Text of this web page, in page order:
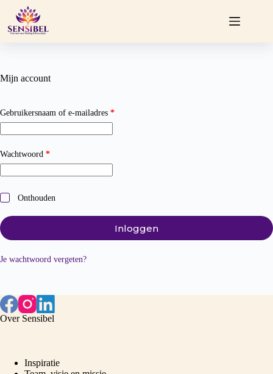
de
inhoud
Mijn account
Gebruikersnaam of e-mailadres *Vereist
Wachtwoord *Vereist
Onthouden
Inloggen
Je wachtwoord vergeten?
Over Sensibel
Inspiratie